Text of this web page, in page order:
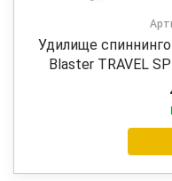
Удилище
Blaster TRAVEL